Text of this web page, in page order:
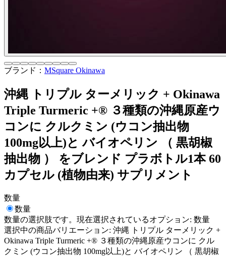
ブランド： MSquare Okinawa
沖縄 トリプル ターメリック + Okinawa
Triple Turmeric +® ３種類の沖縄原産ウ
コンに クルクミン (ウコン抽出物
100mg以上)と バイオペリン （ 黒胡椒
抽出物 ） をブレンド プラボトル1本 60
カプセル (植物由来) サプリメント
数量
数量
数量の選択肢です。現在選択されているオプション: 数量
選択中の商品バリエーション: 沖縄 トリプル ターメリック +
Okinawa Triple Turmeric +® ３種類の沖縄原産ウコンに クル
クミン (ウコン抽出物 100mg以上)と バイオペリン （ 黒胡椒